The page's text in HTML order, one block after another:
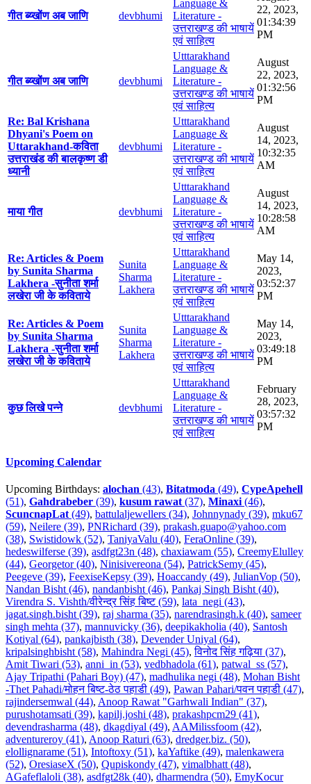
गीत ब्य्खोंण अब जाणि devbhumi
Language &
Literature -
उत्तराखण्ड की भाषायें
एवं साहित्य
22, 2023,
01:34:39
PM
गीत ब्य्खोंण अब जाणि devbhumi
Utttarakhand
Language &
Literature -
उत्तराखण्ड की भाषायें
एवं साहित्य
August
22, 2023,
01:32:56
PM
Re: Bal Krishana
Dhyani's Poem on
Uttarakhand-कविता
उत्तराखंड की बालकृष्ण डी
ध्यानी
devbhumi
Utttarakhand
Language &
Literature -
उत्तराखण्ड की भाषायें
एवं साहित्य
August
14, 2023,
10:32:35
AM
माया गीत devbhumi
Utttarakhand
Language &
Literature -
उत्तराखण्ड की भाषायें
एवं साहित्य
August
14, 2023,
10:28:58
AM
Re: Articles & Poem
by Sunita Sharma
Lakhera -सुनीता शर्मा
लखेरा जी के कविताये
Sunita
Sharma
Lakhera
Utttarakhand
Language &
Literature -
उत्तराखण्ड की भाषायें
एवं साहित्य
May 14,
2023,
03:52:37
PM
Re: Articles & Poem
by Sunita Sharma
Lakhera -सुनीता शर्मा
लखेरा जी के कविताये
Sunita
Sharma
Lakhera
Utttarakhand
Language &
Literature -
उत्तराखण्ड की भाषायें
एवं साहित्य
May 14,
2023,
03:49:18
PM
कुछ लिखे पन्ने devbhumi
Utttarakhand
Language &
Literature -
उत्तराखण्ड की भाषायें
एवं साहित्य
February
28, 2023,
03:57:32
PM
Upcoming Calendar
Upcoming Birthdays: alochan (43), Bitatmoda (49), CypeApehell
(51), Gahdrabeber (39), kusum rawat(37), Minaxi(46),
ScuncnapLat(49), battulaljewellers (34), Johnnynady (39), mku67
(59), Neilere (39), PNRichard (39), prakash.guapo@yahoo.com
(38), Swistidowk (52), TaniyaValu (40), FeraOnline (39),
hedeswilferse (39), asdfgt23n (48), chaxiawam (55), CreemyElulley
(44), Georgetor (40), Ninisivereona (54), PatrickSemy (45),
Peegeve (39), FeexiseKepsy (39), Hoaccandy (49), JulianVop (50),
Nandan Bisht (46), nandanbisht (46), Pankaj Singh Bisht (40),
Virendra S. Vishth/वीरेन्द्र सिंह बिष्ट (59), lata_negi (43),
jagat.singh.bisht (39), raj sharma (35), narendrasingh.k (40), sameer
singh mehta (37), mannuvicky (36), deepikakholia (40), Santosh
Kotiyal (64), pankajbisth (38), Devender Uniyal (64),
kripalsinghbisht (58), Mahindra Negi (45),विनोद सिंह गढ़िया (37),
Amit Tiwari (53), anni_in (53), vedbhadola (61), patwal_ss (57),
Ajay Tripathi (Pahari Boy) (47), madhulika negi (48), Mohan Bisht
-Thet Pahadi/मोहन बिष्ट-ठेठ पहाडी (49), Pawan Pahari/पवन पहाडी (47),
rajindersemwal (44), Anoop Rawat "Garhwali Indian" (37),
purushotamsati (39), kapilj.joshi (48), prakashpcm29 (41),
devendrasharma (48), dkagdiyal (49), AAMilissfoom (42),
adventureroy (41), Anoop Raturi (63), dredger.biz. (50),
elollignarame (51), Intoftoxy (51), kaYaftike (49), malenkawera
(52), OresiaseX (50), Qupiskondy (47), vimalbhatt (48),
AGafeflaloli (38), asdfgt28k (40), dharmendra (50), EmyKocur